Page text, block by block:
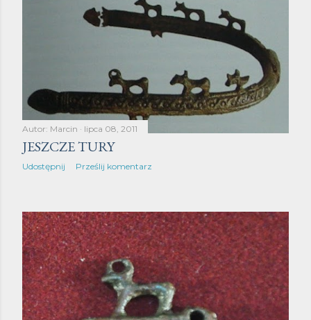
Autor: Marcin lipca 08, 2011
JESZCZE TURY
Udostępnij Prześlij komentarz